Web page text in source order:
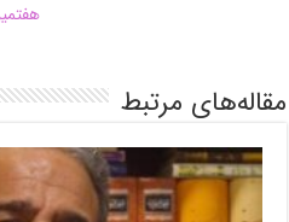
مقاله‌های مرتبط